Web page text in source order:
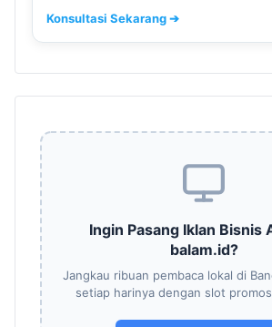
Konsultasi Sekarang ➔
Ingin Pasang Iklan Bisnis
balam.id?
Jangkau ribuan pembaca lokal di
setiap harinya dengan slot